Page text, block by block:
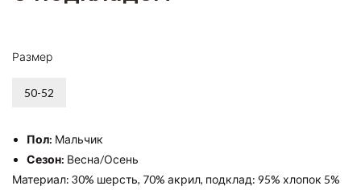
Размер
50-52
Пол: Мальчик
Сезон: Весна/Осень
Материал: 30% шерсть, 70% акрил, подклад: 95% хлопок 5%